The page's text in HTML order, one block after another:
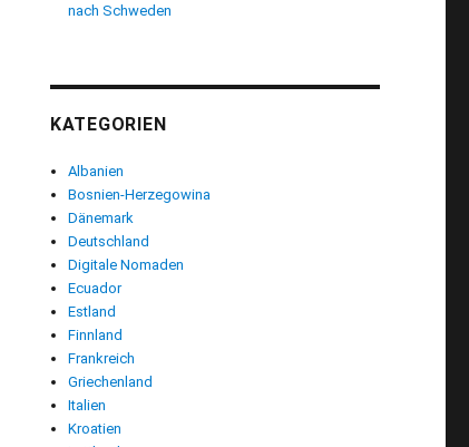
65 KM Willimies Tour zum Schnuppern“
nach Schweden
KATEGORIEN
Albanien
Bosnien-Herzegowina
Dänemark
Deutschland
Digitale Nomaden
Ecuador
Estland
Finnland
Frankreich
Griechenland
Italien
Kroatien